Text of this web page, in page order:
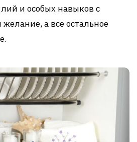
и особых навыков с
а все остальное